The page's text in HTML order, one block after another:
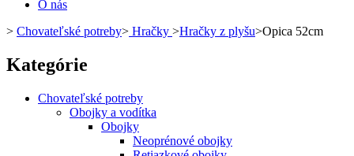
O nás
> Chovateľské potreby> Hračky >Hračky z plyšu>Opica 52cm
Kategórie
Chovateľské potreby
Obojky a vodítka
Obojky
Neoprénové obojky